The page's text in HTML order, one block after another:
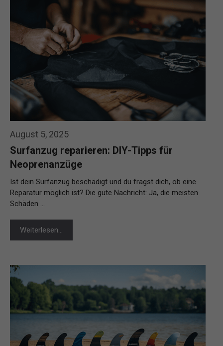
August 5, 2025
Surfanzug reparieren: DIY-Tipps für
Neoprenanzüge
Ist dein Surfanzug beschädigt und du fragst dich, ob eine
Reparatur möglich ist? Die gute Nachricht: Ja, die meisten
Schäden …
Weiterlesen…